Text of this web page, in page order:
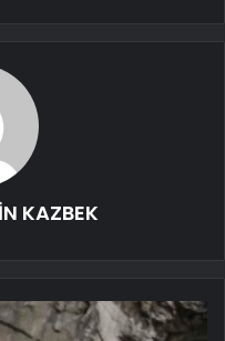
KAZBEK